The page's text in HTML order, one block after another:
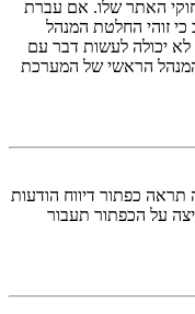
האתר שלו. אם עברת
זוהי החלטת המנהל
הראשי של המערכת, וקבוצת phpBB לא יכולה לעשות דבר עם
הראשי של המערכת
כפתור דיווח הודעות
על הכפתור תעבור